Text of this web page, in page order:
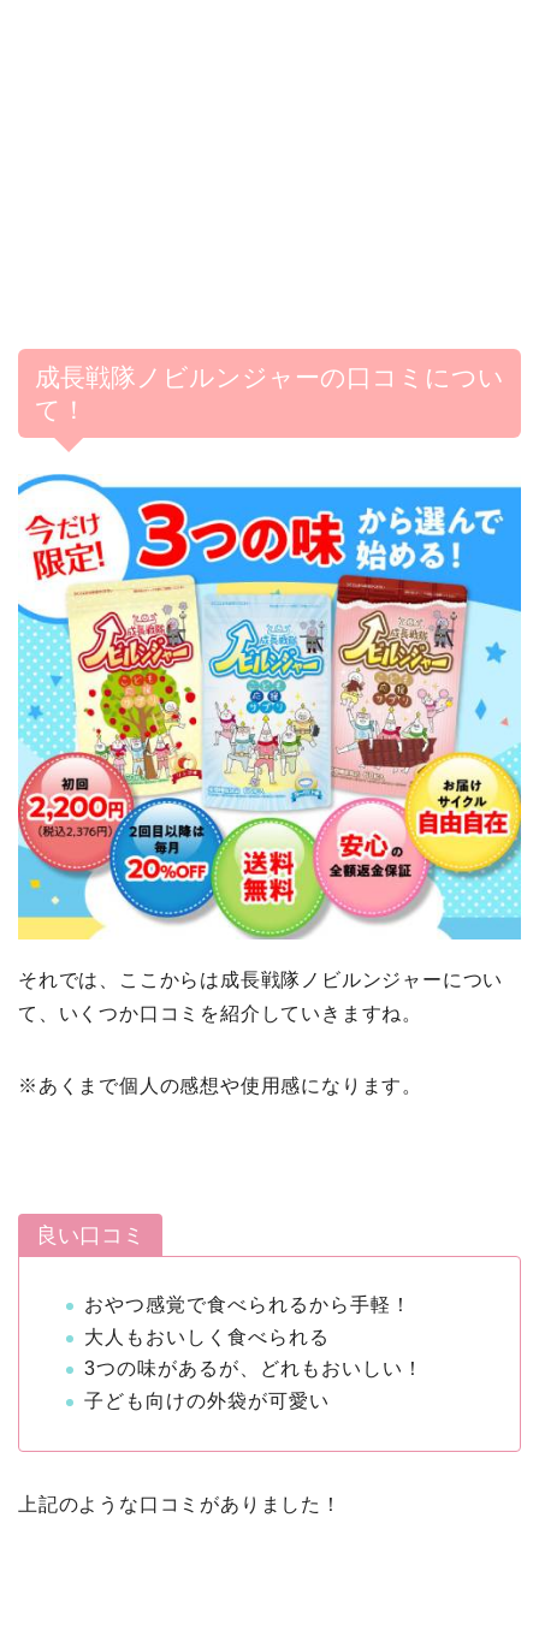
成長戦隊ノビルンジャーの口コミについ
て！
それでは、ここからは成長戦隊ノビルンジャーについ
て、いくつか口コミを紹介していきますね。
※あくまで個人の感想や使用感になります。
良い口コミ
おやつ感覚で食べられるから手軽！
大人もおいしく食べられる
3つの味があるが、どれもおいしい！
子ども向けの外袋が可愛い
上記のような口コミがありました！